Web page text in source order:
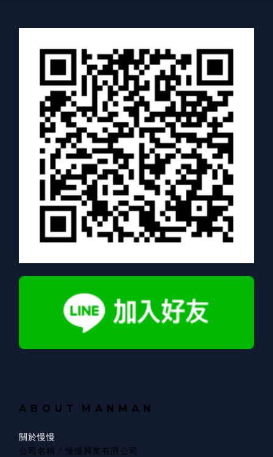
A B O U T M A N M A N
關於慢慢
公司名稱 / 慢慢興業有限公司